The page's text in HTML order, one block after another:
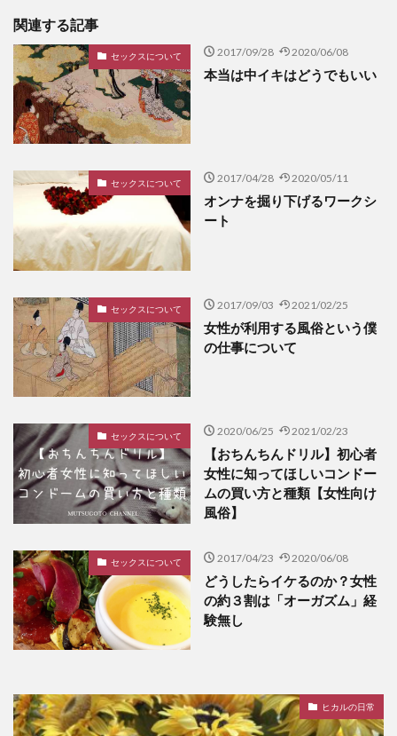
関連する記事
セックスについて 2017/09/28 2020/06/08
本当は中イキはどうでもいい
セックスについて 2017/04/28 2020/05/11
オンナを掘り下げるワークシ
ート
セックスについて 2017/09/03 2021/02/25
女性が利用する風俗という僕
の仕事について
セックスについて 2020/06/25 2021/02/23
【おちんちんドリル】初心者
女性に知ってほしいコンドー
ムの買い方と種類【女性向け
風俗】
セックスについて 2017/04/23 2020/06/08
どうしたらイケるのか？女性
の約３割は「オーガズム」経
験無し
ヒカルの日常